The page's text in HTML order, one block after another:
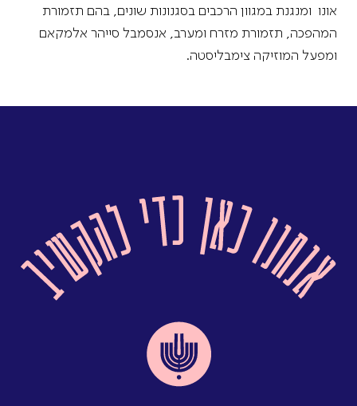
אונו ומנגנת במגוון הרכבים בסגנונות שונים, בהם תזמורת
המהפכה, תזמורת מזרח ומערב, אנסמבל סייהר אלמקאם
ומפעל המוזיקה צימבליסטה.